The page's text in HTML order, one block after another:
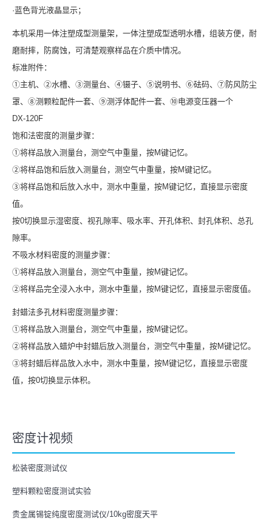
·蓝色背光液晶显示；
本机采用一体注塑成型测量架，一体注塑成型透明水槽，组装方便，耐
磨耐摔，防腐蚀，可清楚观察样品在介质中情况。
标准附件：
①主机、②水槽、③测量台、④镊子、⑤说明书、⑥砝码、⑦防风防尘
罩、⑧测颗粒配件一套、⑨测浮体配件一套、⑩电源变压器一个
DX-120F
饱和法密度的测量步骤：
①将样品放入测量台，测空气中重量，按M键记忆。
②将样品饱和后放入测量台，测空气中重量，按M键记忆。
③将样品饱和后放入水中，测水中重量，按M键记忆，直接显示密度
值。
按0切换显示湿密度、视孔隙率、吸水率、开孔体积、封孔体积、总孔
隙率。
不吸水材料密度的测量步骤：
①将样品放入测量台，测空气中重量，按M键记忆。
②将样品完全浸入水中，测水中重量，按M键记忆，直接显示密度值。
封蜡法多孔材料密度测量步骤：
①将样品放入测量台，测空气中重量，按M键记忆。
②将样品放入蜡炉中封蜡后放入测量台，测空气中重量，按M键记忆。
③将封蜡后样品放入水中，测水中重量，按M键记忆，直接显示密度
值，按0切换显示体积。
密度计视频
松装密度测试仪
塑料颗粒密度测试实验
贵金属锡锭纯度密度测试仪/10kg密度天平